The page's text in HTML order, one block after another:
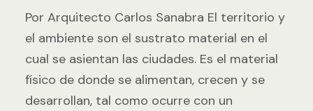
Por Arquitecto Carlos Sanabra El territorio y
el ambiente son el sustrato material en el
cual se asientan las ciudades. Es el material
físico de donde se alimentan, crecen y se
desarrollan, tal como ocurre con un